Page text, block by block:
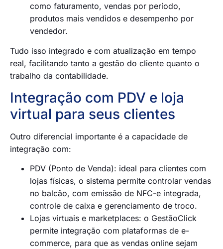
como faturamento, vendas por período,
produtos mais vendidos e desempenho por
vendedor.
Tudo isso integrado e com atualização em tempo
real, facilitando tanto a gestão do cliente quanto o
trabalho da contabilidade.
Integração com PDV e loja
virtual para seus clientes
Outro diferencial importante é a capacidade de
integração com:
PDV (Ponto de Venda): ideal para clientes com
lojas físicas, o sistema permite controlar vendas
no balcão, com emissão de NFC-e integrada,
controle de caixa e gerenciamento de troco.
Lojas virtuais e marketplaces: o GestãoClick
permite integração com plataformas de e-
commerce, para que as vendas online sejam